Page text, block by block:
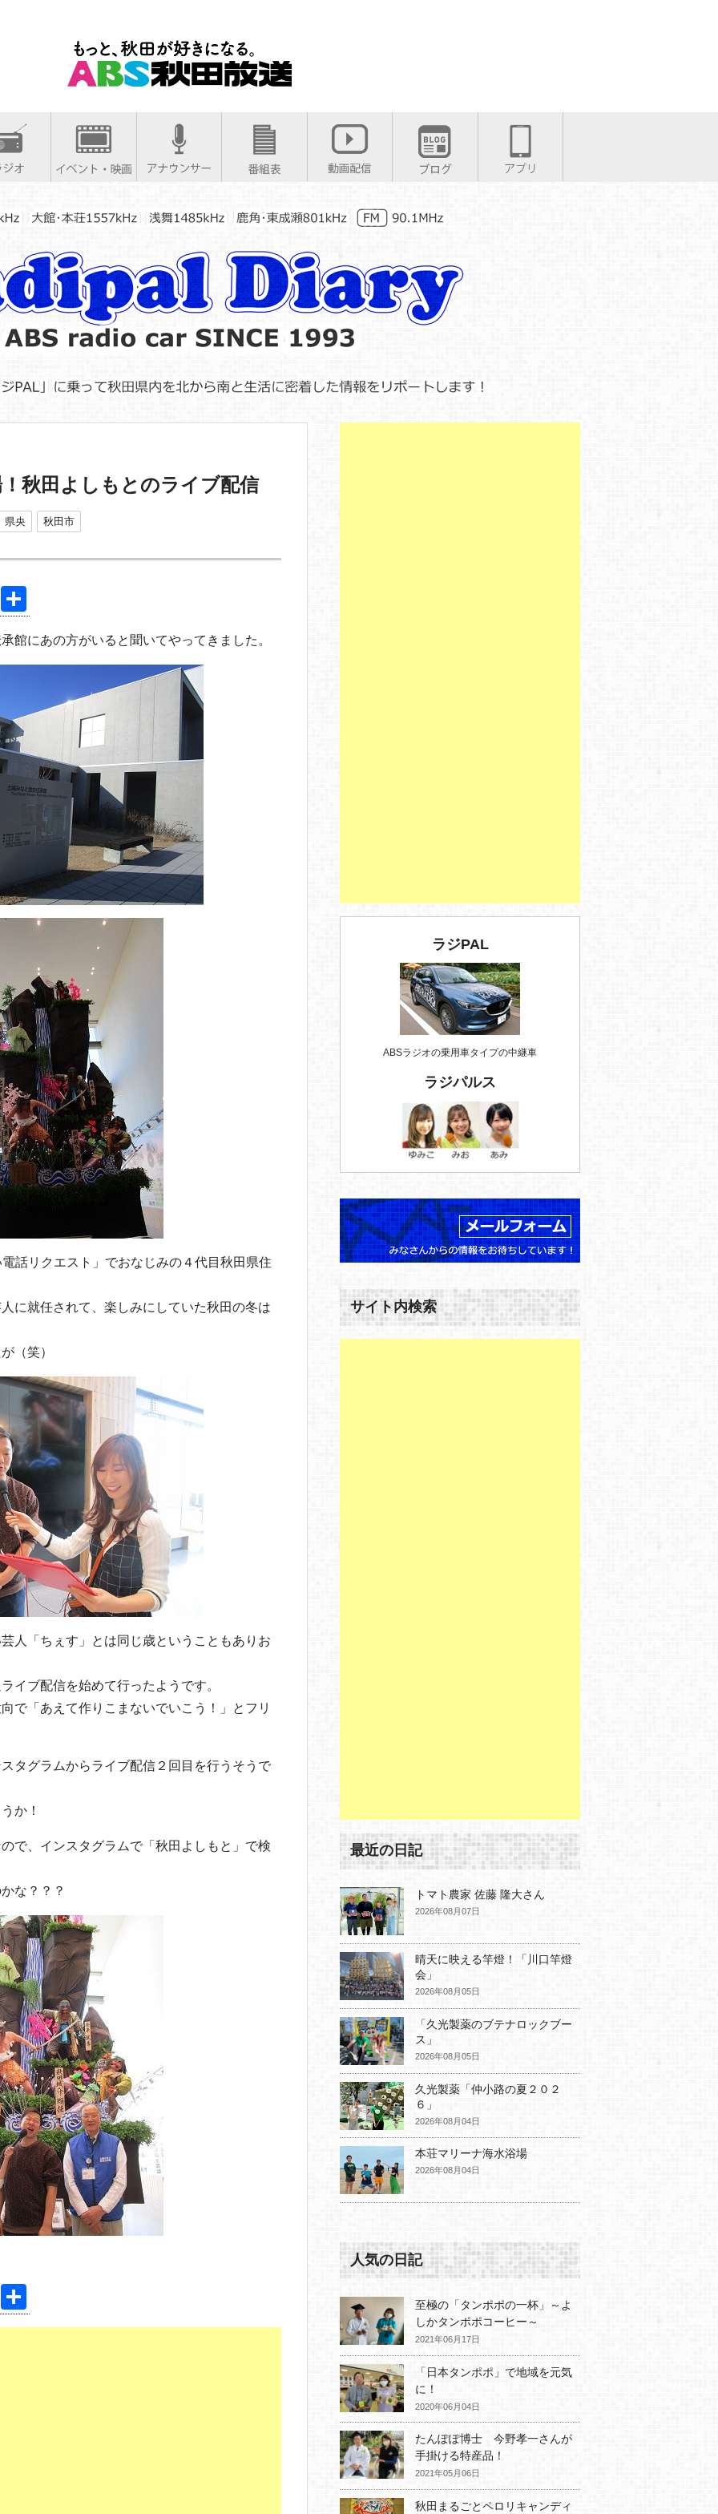
秋田よしもとのライブ配信
県央 秋田市
Pi
有
館にあの方がいると聞いてやってきました。
話リクエスト」でおなじみの４代目秋田県住
に就任されて、楽しみにしていた秋田の冬は
（笑）
人「ちぇす」とは同じ歳ということもありお
イブ配信を始めて行ったようです。
で「あえて作りこまないでいこう！」とフリ
タグラムからライブ配信２回目を行うそうで
か！
で、インスタグラムで「秋田よしもと」で検
な？？？
Pi
有
ラジPAL
ABSラジオの乗用車タイプの中継車
ラジパルス
サイト内検索
最近の日記
トマト農家 佐藤 隆大さん
2026年08月07日
晴天に映える竿燈！「川口竿燈
会」
2026年08月05日
「久光製薬のブテナロックブー
ス」
2026年08月05日
久光製薬「仲小路の夏２０２
６」
2026年08月04日
本荘マリーナ海水浴場
2026年08月04日
人気の日記
至極の「タンポポの一杯」～よ
しかタンポポコーヒー～
2021年06月17日
「日本タンポポ」で地域を元気
に！
2020年06月04日
たんぽぽ博士 今野孝一さんが
手掛ける特産品！
2021年05月06日
秋田まるごとペロリキャンディ